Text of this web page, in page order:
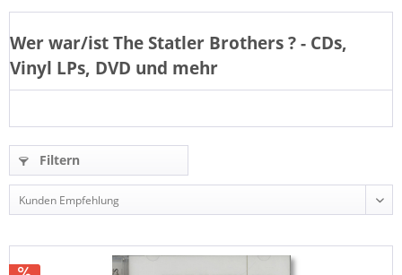
Wer war/istThe Statler Brothers? - CDs,
Vinyl LPs, DVD und mehr
Filtern